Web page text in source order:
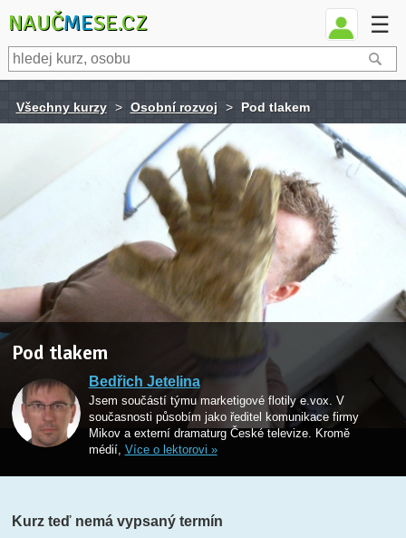
NAUČMESE.CZ ☰
Všechny kurzy > Osobní rozvoj > Pod tlakem
Pod tlakem
Bedřich Jetelina
Jsem součástí týmu marketigové flotily e.vox. V
současnosti působím jako ředitel komunikace firmy
Mikov a externí dramaturg České televize. Kromě
médií, Více o lektorovi »
Kurz teď nemá vypsaný termín